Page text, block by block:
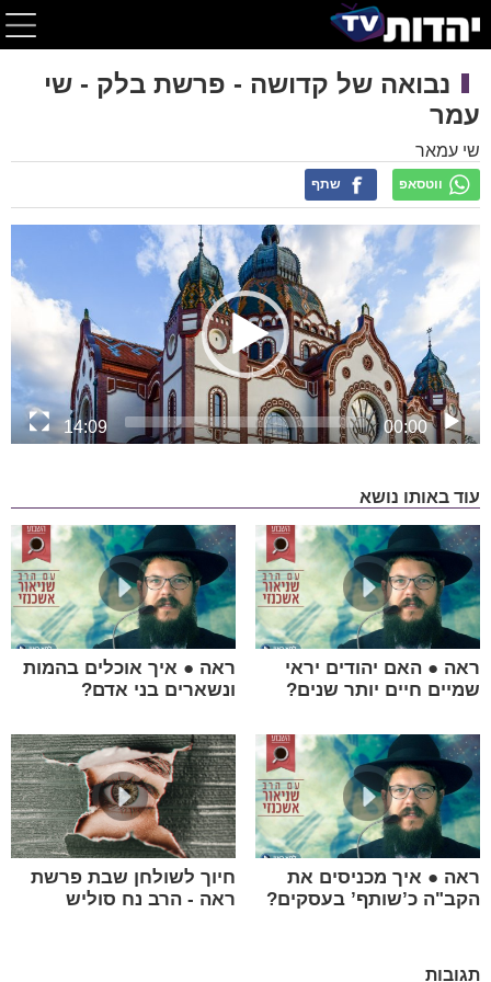
נבואה של קדושה - פרשת בלק - שי
עמר
שי עמאר
ווטסאפ שתף
Video
Player
00:00
14:09
עוד באותו נושא
ראה ● האם יהודים יראי
שמיים חיים יותר שנים?
ראה ● איך אוכלים בהמות
ונשארים בני אדם?
ראה ● איך מכניסים את
הקב"ה כ’שותף’ בעסקים?
חיוך לשולחן שבת פרשת
ראה - הרב נח סוליש
תגובות